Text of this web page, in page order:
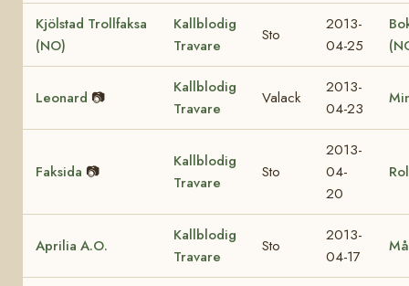
Kjölstad Trollfaksa
(NO)
Kallblodig
Travare
Sto
2013-
04-25
Leonard 📷
Kallblodig
Travare
Valack
2013-
04-23
Faksida 📷
Kallblodig
Travare
Sto
2013-
04-
20
Aprilia A.O.
Kallblodig
Travare
Sto
2013-
04-17